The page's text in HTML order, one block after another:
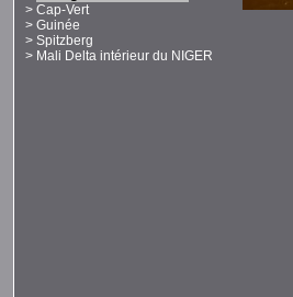
> Cap-Vert
> Guinée
> Spitzberg
> Mali Delta intérieur du NIGER